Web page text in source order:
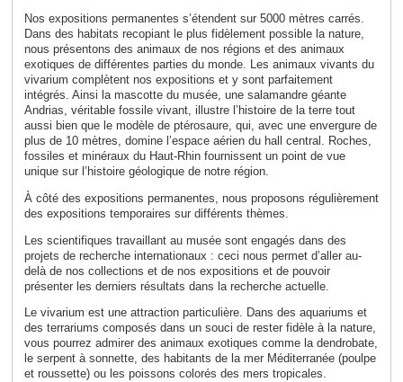
Nos expositions permanentes s’étendent sur 5000 mètres carrés.
Dans des habitats recopiant le plus fidèlement possible la nature,
nous présentons des animaux de nos régions et des animaux
exotiques de différentes parties du monde. Les animaux vivants du
vivarium complètent nos expositions et y sont parfaitement
intégrés. Ainsi la mascotte du musée, une salamandre géante
Andrias, véritable fossile vivant, illustre l’histoire de la terre tout
aussi bien que le modèle de ptérosaure, qui, avec une envergure de
plus de 10 mètres, domine l’espace aérien du hall central. Roches,
fossiles et minéraux du Haut-Rhin fournissent un point de vue
unique sur l’histoire géologique de notre région.
À côté des expositions permanentes, nous proposons régulièrement
des expositions temporaires sur différents thèmes.
Les scientifiques travaillant au musée sont engagés dans des
projets de recherche internationaux : ceci nous permet d’aller au-
delà de nos collections et de nos expositions et de pouvoir
présenter les derniers résultats dans la recherche actuelle.
Le vivarium est une attraction particulière. Dans des aquariums et
des terrariums composés dans un souci de rester fidèle à la nature,
vous pourrez admirer des animaux exotiques comme la dendrobate,
le serpent à sonnette, des habitants de la mer Méditerranée (poulpe
et roussette) ou les poissons colorés des mers tropicales.